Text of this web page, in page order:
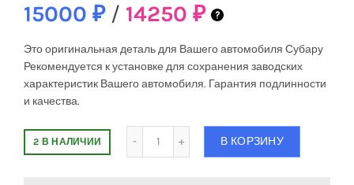
15000 ₽ / 14250 ₽
Это оригинальная деталь для Вашего автомобиля Субару
Рекомендуется к установке для сохранения заводских
характеристик Вашего автомобиля. Гарантия подлинности
и качества.
2 В НАЛИЧИИ В КОРЗИНУ